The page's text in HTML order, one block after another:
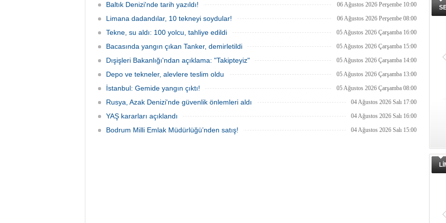
protesto gemisindeki 21 çevre aktivisti,
günlerdir gemiden çıkmalarına izin
verilmediğini ve temel haklarının ihlal
Britanyalı aktivist de bulunuyor.
Baltık Denizi'nde tarih yazıldı! 06 Ağustos 2026 Perşembe 10:00
Limana dadandılar, 10 tekneyi soydular! 06 Ağustos 2026 Perşembe 08:00
Tekne, su aldı: 100 yolcu, tahliye edildi 05 Ağustos 2026 Çarşamba 16:00
Bacasında yangın çıkan Tanker, demirletildi 05 Ağustos 2026 Çarşamba 15:00
Dışişleri Bakanlığı'ndan açıklama: "Takipteyiz" 05 Ağustos 2026 Çarşamba 14:00
Depo ve tekneler, alevlere teslim oldu 05 Ağustos 2026 Çarşamba 13:00
İstanbul: Gemide yangın çıktı! 05 Ağustos 2026 Çarşamba 08:00
Rusya, Azak Denizi'nde güvenlik önlemleri aldı 04 Ağustos 2026 Salı 17:00
YAŞ kararları açıklandı 04 Ağustos 2026 Salı 16:00
Bodrum Milli Emlak Müdürlüğü’nden satış! 04 Ağustos 2026 Salı 15:00